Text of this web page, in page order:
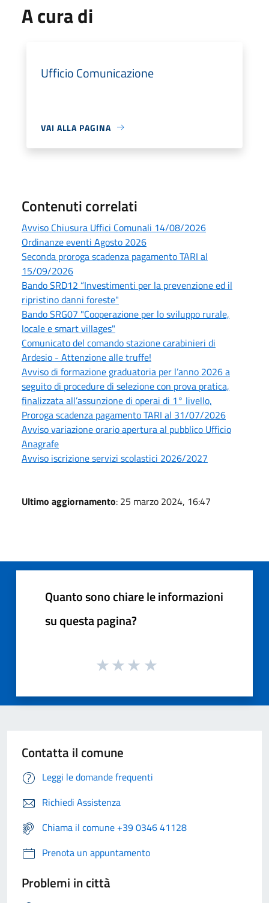
A cura di
Ufficio Comunicazione
VAI ALLA PAGINA
Contenuti correlati
Avviso Chiusura Uffici Comunali 14/08/2026
Ordinanze eventi Agosto 2026
Seconda proroga scadenza pagamento TARI al
15/09/2026
Bando SRD12 “Investimenti per la prevenzione ed il
ripristino danni foreste"
Bando SRG07 "Cooperazione per lo sviluppo rurale,
locale e smart villages"
Comunicato del comando stazione carabinieri di
Ardesio - Attenzione alle truffe!
Avviso di formazione graduatoria per l’anno 2026 a
seguito di procedure di selezione con prova pratica,
finalizzata all’assunzione di operai di 1° livello,
Proroga scadenza pagamento TARI al 31/07/2026
Avviso variazione orario apertura al pubblico Ufficio
Anagrafe
Avviso iscrizione servizi scolastici 2026/2027
Ultimo aggiornamento: 25 marzo 2024, 16:47
Quanto sono chiare le informazioni
su questa pagina?
Contatta il comune
Leggi le domande frequenti
Richiedi Assistenza
Chiama il comune +39 0346 41128
Prenota un appuntamento
Problemi in città